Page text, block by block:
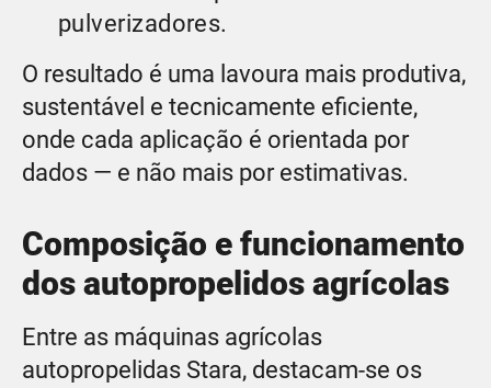
pulverizadores.
O resultado é uma lavoura mais produtiva,
sustentável e tecnicamente eficiente,
onde cada aplicação é orientada por
dados — e não mais por estimativas.
Composição e funcionamento
dos autopropelidos agrícolas
Entre as máquinas agrícolas
autopropelidas Stara, destacam-se os